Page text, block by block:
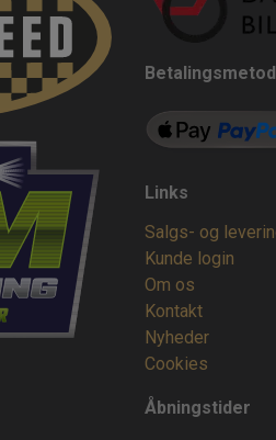
Links
Salgs- og
Kunde login
Om os
Kontakt
Nyheder
Cookies
Åbningstider